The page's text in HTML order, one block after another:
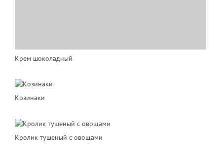
Крем шоколадный
Кoзинаки
Кролик тушеный с овощами